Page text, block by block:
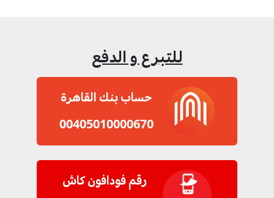
للتبرع و الدفع
حساب بنك القاهرة
00405010000670
رقم فودافون كاش